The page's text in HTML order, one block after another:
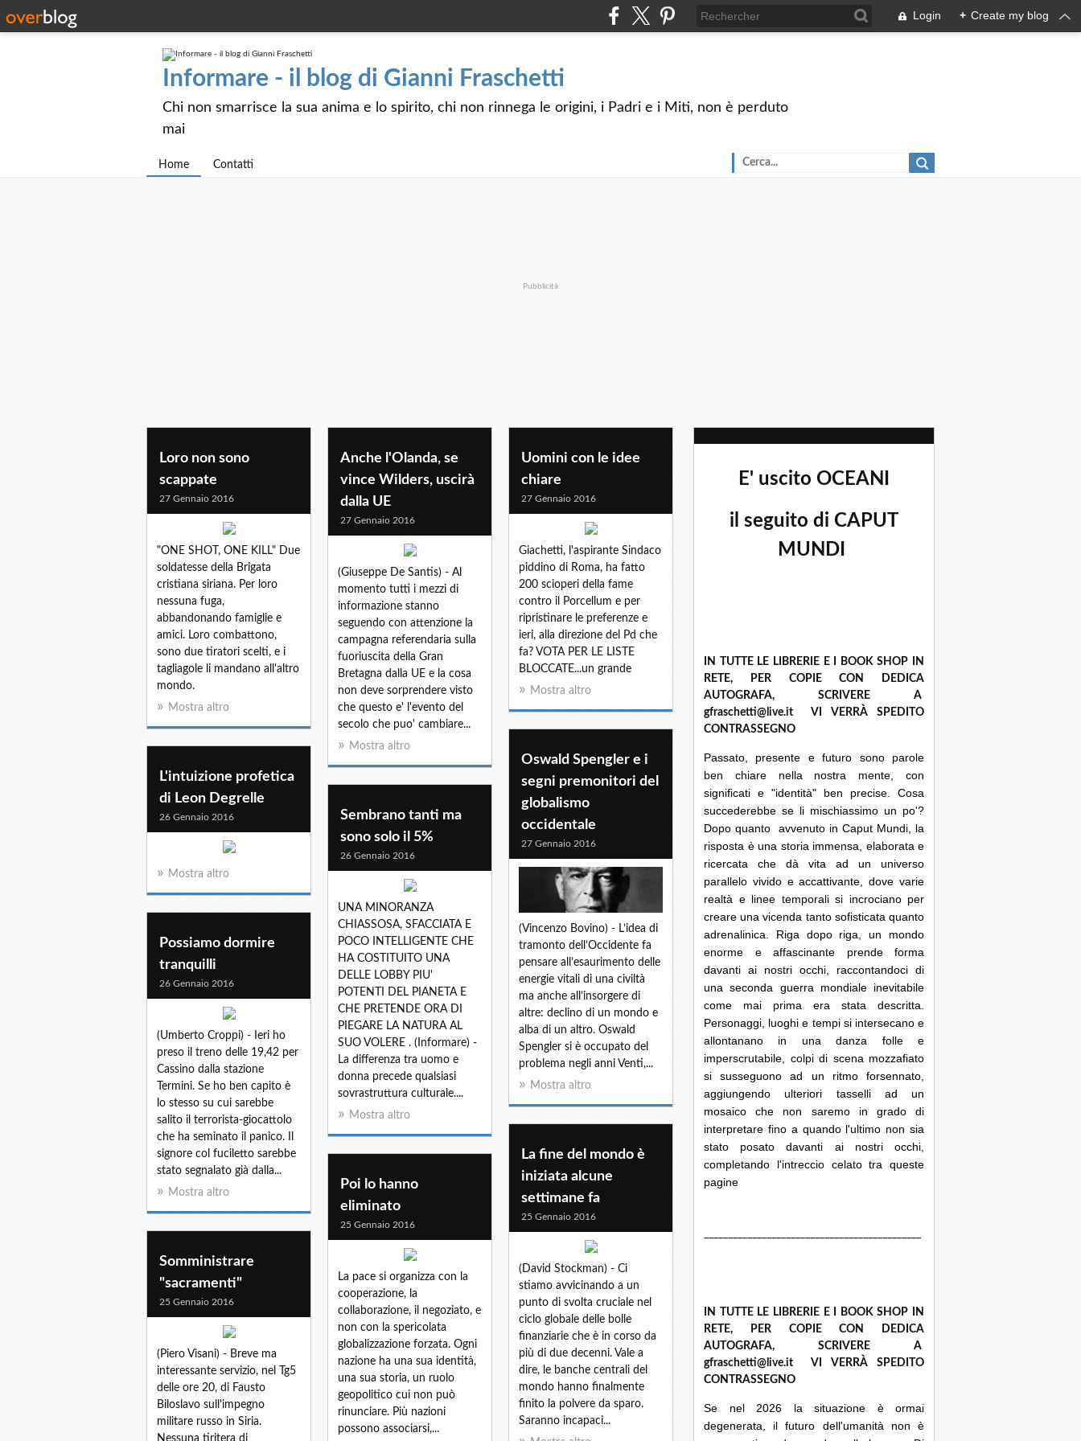
Login + Create my blog
Informare - il blog di Gianni Fraschetti
Chi non smarrisce la sua anima e lo spirito, chi non rinnega le origini, i Padri e i Miti, non è perduto
mai
Home Contatti
Pubblicità
Loro non sono
scappate
27 Gennaio 2016
"ONE SHOT, ONE KILL" Due
soldatesse della Brigata
cristiana siriana. Per loro
nessuna fuga,
abbandonando famiglie e
amici. Loro combattono,
sono due tiratori scelti, e i
tagliagole li mandano all'altro
mondo.
Mostra altro
Anche l'Olanda, se
vince Wilders, uscirà
dalla UE
27 Gennaio 2016
(Giuseppe De Santis) - Al
momento tutti i mezzi di
informazione stanno
seguendo con attenzione la
campagna referendaria sulla
fuoriuscita della Gran
Bretagna dalla UE e la cosa
non deve sorprendere visto
che questo e' l'evento del
secolo che puo' cambiare...
Mostra altro
Uomini con le idee
chiare
27 Gennaio 2016
Giachetti, l'aspirante Sindaco
piddino di Roma, ha fatto
200 scioperi della fame
contro il Porcellum e per
ripristinare le preferenze e
ieri, alla direzione del Pd che
fa? VOTA PER LE LISTE
BLOCCATE...un grande
Mostra altro
Oswald Spengler e i
segni premonitori del
globalismo
occidentale
27 Gennaio 2016
(Vincenzo Bovino) - L’idea di
tramonto dell’Occidente fa
pensare all’esaurimento delle
energie vitali di una civiltà
ma anche all’insorgere di
altre: declino di un mondo e
alba di un altro. Oswald
Spengler si è occupato del
problema negli anni Venti,...
Mostra altro
L'intuizione profetica
di Leon Degrelle
26 Gennaio 2016
Mostra altro
Sembrano tanti ma
sono solo il 5%
26 Gennaio 2016
UNA MINORANZA
CHIASSOSA, SFACCIATA E
POCO INTELLIGENTE CHE
HA COSTITUITO UNA
DELLE LOBBY PIU'
POTENTI DEL PIANETA E
CHE PRETENDE ORA DI
PIEGARE LA NATURA AL
SUO VOLERE . (Informare) -
La differenza tra uomo e
donna precede qualsiasi
sovrastruttura culturale....
Mostra altro
Possiamo dormire
tranquilli
26 Gennaio 2016
(Umberto Croppi) - Ieri ho
preso il treno delle 19,42 per
Cassino dalla stazione
Termini. Se ho ben capito è
lo stesso su cui sarebbe
salito il terrorista-giocattolo
che ha seminato il panico. Il
signore col fuciletto sarebbe
stato segnalato già dalla...
Mostra altro
La fine del mondo è
iniziata alcune
settimane fa
25 Gennaio 2016
(David Stockman) - Ci
stiamo avvicinando a un
punto di svolta cruciale nel
ciclo globale delle bolle
finanziarie che è in corso da
più di due decenni. Vale a
dire, le banche centrali del
mondo hanno finalmente
finito la polvere da sparo.
Saranno incapaci...
Poi lo hanno
eliminato
25 Gennaio 2016
La pace si organizza con la
cooperazione, la
collaborazione, il negoziato, e
non con la spericolata
globalizzazione forzata. Ogni
nazione ha una sua identità,
una sua storia, un ruolo
geopolitico cui non può
rinunciare. Più nazioni
possono associarsi,...
Somministrare
"sacramenti"
25 Gennaio 2016
(Piero Visani) - Breve ma
interessante servizio, nel Tg5
delle ore 20, di Fausto
Biloslavo sull'impegno
militare russo in Siria.
Nessuna tiritera di
E' uscito OCEANI
il seguito di CAPUT
MUNDI
IN TUTTE LE LIBRERIE E I BOOK SHOP IN
RETE, PER COPIE CON DEDICA
AUTOGRAFA, SCRIVERE A
gfraschetti@live.it VI VERRÀ SPEDITO
CONTRASSEGNO
Passato, presente e futuro sono parole
ben chiare nella nostra mente, con
significati e "identità" ben precise. Cosa
succederebbe se li mischiassimo un po'?
Dopo quanto avvenuto in Caput Mundi, la
risposta è una storia immensa, elaborata e
ricercata che dà vita ad un universo
parallelo vivido e accattivante, dove varie
realtà e linee temporali si incrociano per
creare una vicenda tanto sofisticata quanto
adrenalinica. Riga dopo riga, un mondo
enorme e affascinante prende forma
davanti ai nostri occhi, raccontandoci di
una seconda guerra mondiale inevitabile
come mai prima era stata descritta.
Personaggi, luoghi e tempi si intersecano e
allontanano in una danza folle e
imperscrutabile, colpi di scena mozzafiato
si susseguono ad un ritmo forsennato,
aggiungendo ulteriori tasselli ad un
mosaico che non saremo in grado di
interpretare fino a quando l'ultimo non sia
stato posato davanti ai nostri occhi,
completando l'intreccio celato tra queste
pagine
IN TUTTE LE LIBRERIE E I BOOK SHOP IN
RETE, PER COPIE CON DEDICA
AUTOGRAFA, SCRIVERE A
gfraschetti@live.it VI VERRÀ SPEDITO
CONTRASSEGNO
Se nel 2026 la situazione è ormai
degenerata, il futuro dell'umanità non è